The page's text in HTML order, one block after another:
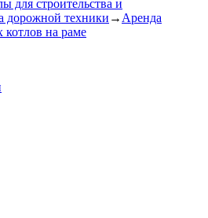
для строительства и
дорожной техники → Аренда
на раме